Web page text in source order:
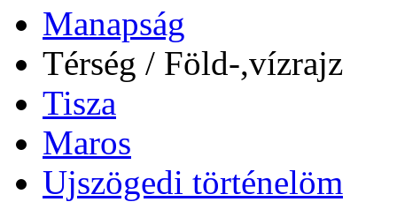
Manapság
Térség / Föld-,vízrajz
Tisza
Maros
Ujszögedi történelöm